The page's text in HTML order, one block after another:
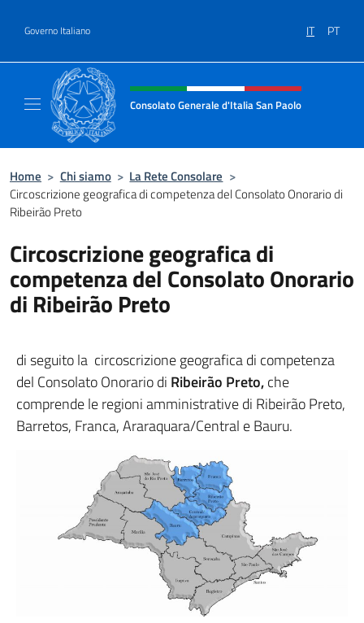
Governo Italiano IT PT
Intestazione sito, social e menù
Consolato Generale d'Italia San Paolo
Home > Chi siamo > La Rete Consolare >
Circoscrizione geografica di competenza del Consolato Onorario di
Ribeirão Preto
Circoscrizione geografica di
competenza del Consolato Onorario
di Ribeirão Preto
di seguito la circoscrizione geografica di competenza
del Consolato Onorario di Ribeirão Preto,che
comprende le regioni amministrative di Ribeirão Preto,
Barretos, Franca, Araraquara/Central e Bauru.